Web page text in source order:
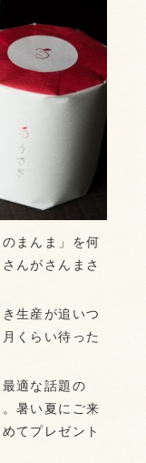
まんま」を何
んがさんまさ
生産が追いつ
くらい待った
適な話題の
暑い夏にご来
てプレゼント